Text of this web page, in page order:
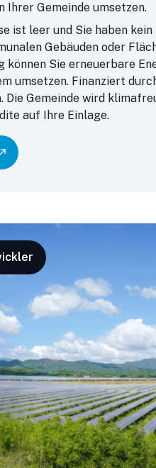
Ihrer Gemeinde umsetzen.
ist leer und Sie haben
Gebäuden oder
können Sie erneuerbare
umsetzen. Finanziert
Die Gemeinde wird
auf Ihre Einlage.